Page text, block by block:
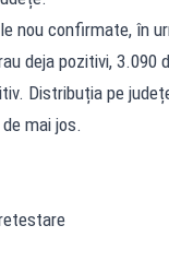
nou confirmate, în
deja pozitivi, 3.090
Distribuția pe
mai jos.